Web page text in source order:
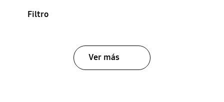
Filtro
Ver más